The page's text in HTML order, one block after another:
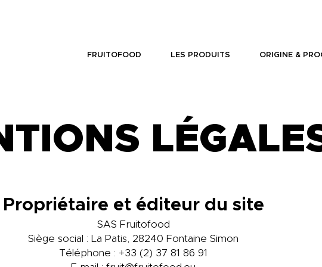
FRUITOFOOD LES PRODUITS ORIGINE &
Propriétaire et éditeur du site
SAS Fruitofood
Siège social : La Patis, 28240 Fontaine Simon
Téléphone : +33 (2) 37 81 86 91